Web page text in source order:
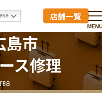
店舗一覧
島市
ス修理